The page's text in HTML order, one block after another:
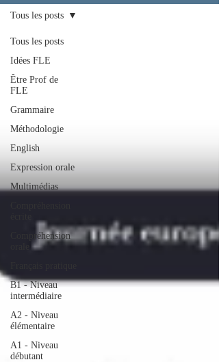
Tous les posts
Idées FLE
Être Prof de
FLE
Grammaire
Méthodologie
English
Expression orale
Multimédias
Compréhension
B1 - Niveau
intermédiaire
A2 - Niveau
élémentaire
A1 - Niveau
débutant
Tous les posts